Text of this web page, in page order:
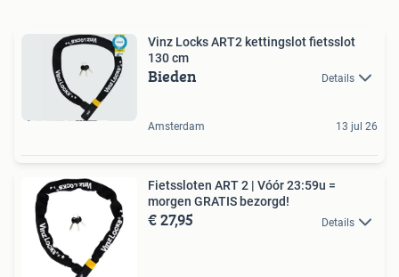
Vinz Locks ART2 kettingslot fietsslot
130 cm
Bieden Details
Amsterdam 13 jul 26
Fietssloten ART 2 | Vóór 23:59u =
morgen GRATIS bezorgd!
€ 27,95 Details